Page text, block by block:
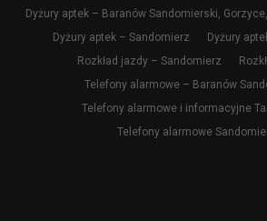
Dyżury aptek – Baranów Sandomierski, Gorzyce,
Dyżury aptek – Sandomierz
Dyżury
Rozkład jazdy – Sandomierz
Telefony alarmowe – Baranów
Telefony alarmowe i informacyjne
Telefony alarmowe